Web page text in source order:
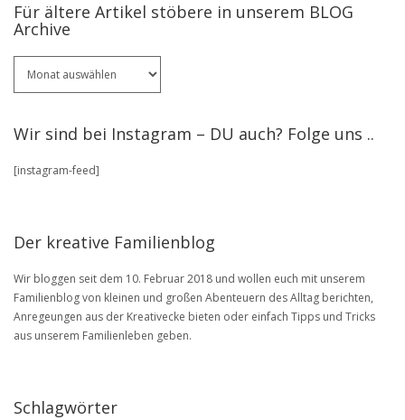
Für ältere Artikel stöbere in unserem BLOG
Archive
ältere
in
BLOG
Wir sind bei Instagram – DU auch? Folge uns ..
[instagram-feed]
Der kreative Familienblog
Wir bloggen seit dem 10. Februar 2018 und wollen euch mit unserem
Familienblog von kleinen und großen Abenteuern des Alltag berichten,
Anregeungen aus der Kreativecke bieten oder einfach Tipps und Tricks
aus unserem Familienleben geben.
Schlagwörter